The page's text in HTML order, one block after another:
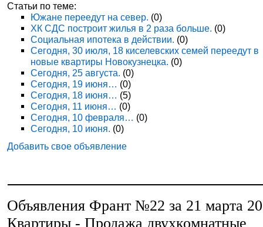
Статьи по теме:
Южане переедут на север. (0)
ХК СДС построит жилья в 2 раза больше. (0)
Социальная ипотека в действии. (0)
Сегодня, 30 июля, 18 киселевских семей переедут в
новые квартиры Новокузнецка. (0)
Сегодня, 25 августа. (0)
Сегодня, 19 июня… (0)
Сегодня, 18 июня… (5)
Сегодня, 11 июня… (0)
Сегодня, 10 февраля… (0)
Сегодня, 10 июня. (0)
Добавить свое объявление
Объявления Франт №22 за 21 марта
Квартиры - Продажа двухкомнатные